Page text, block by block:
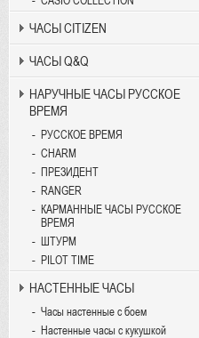
ЧАСЫ CITIZEN
ЧАСЫ Q&Q
НАРУЧНЫЕ ЧАСЫ РУССКОЕ
ВРЕМЯ
РУССКОЕ ВРЕМЯ
CHARM
ПРЕЗИДЕНТ
RANGER
КАРМАННЫЕ ЧАСЫ РУССКОЕ
ВРЕМЯ
ШТУРМ
PILOT TIME
НАСТЕННЫЕ ЧАСЫ
Часы настенные с боем
Настенные часы с кукушкой